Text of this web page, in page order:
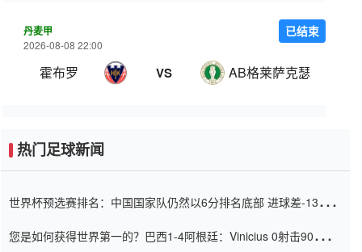
丹麦甲
2026-08-08 22:00
霍布罗 VS AB格莱萨克瑟
已结束
热门足球新闻
世界杯预选赛排名：中国国家队仍然以6分排名底部 进球差-13令人
您是如何获得世界第一的？巴西1-4阿根廷：Vinicius 0射击90分钟